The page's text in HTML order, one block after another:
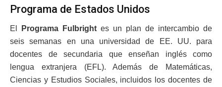
Programa de Estados Unidos
El Programa Fulbright es un plan de intercambio de
seis semanas en una universidad de EE. UU. para
docentes de secundaria que enseñan inglés como
lengua extranjera (EFL). Además de Matemáticas,
Ciencias y Estudios Sociales, incluidos los docentes de